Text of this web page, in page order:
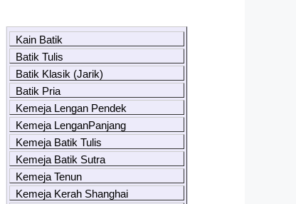
Kain Batik
Batik Tulis
Batik Klasik (Jarik)
Batik Pria
Kemeja Lengan Pendek
Kemeja LenganPanjang
Kemeja Batik Tulis
Kemeja Batik Sutra
Kemeja Tenun
Kemeja Kerah Shanghai